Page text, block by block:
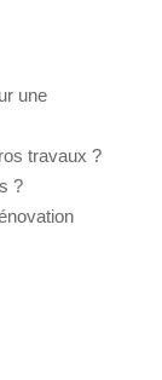
une
travaux ?
?